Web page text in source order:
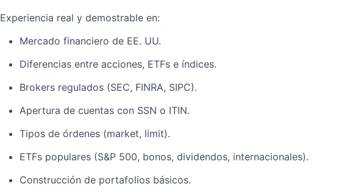
Experiencia real y demostrable en:
Mercado financiero de EE. UU.
Diferencias entre acciones, ETFs e índices.
Brokers regulados (SEC, FINRA, SIPC).
Apertura de cuentas con SSN o ITIN.
Tipos de órdenes (market, limit).
ETFs populares (S&P 500, bonos, dividendos, internacionales).
Construcción de portafolios básicos.